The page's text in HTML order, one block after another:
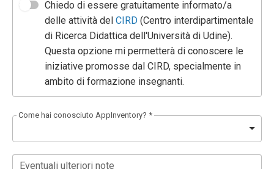
Chiedo di essere gratuitamente informato/a
delle attività delCIRD (Centro interdipartimentale
di Ricerca Didattica dell'Università di Udine).
Questa opzione mi permetterà di conoscere le
iniziative promosse dal CIRD, specialmente in
ambito di formazione insegnanti.
Come hai conosciuto AppInventory? *
Eventuali ulteriori note